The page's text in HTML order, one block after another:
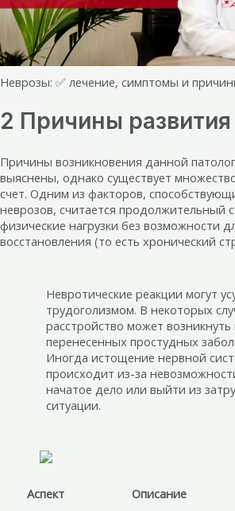
Неврозы: ✅ лечение, симптомы и
2 Причины развития
Причины возникновения данной
выяснены, однако существует
счет. Одним из факторов,
неврозов, считается продолжительный
физические нагрузки без возможности
восстановления (то есть хронический
Невротические реакции могут
трудоголизмом. В некоторых
расстройство может возникнуть
перенесенных простудных
Иногда истощение нервной
происходит из-за
начатое дело или выйти из
ситуации.
Аспект Описание